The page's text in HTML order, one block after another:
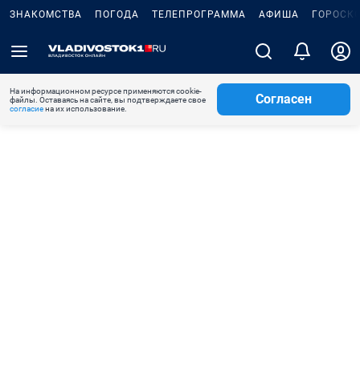
ЗНАКОМСТВА ПОГОДА ТЕЛЕПРОГРАММА АФИША
На информационном ресурсе применяются cookie-
файлы. Оставаясь на сайте, вы подтверждаете свое
согласиена их использование.
Согласен